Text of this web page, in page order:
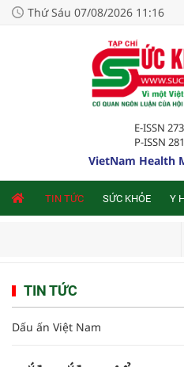
Thứ Sáu 07/08/2026 11:16
E-ISSN
P-ISSN
VietNam Health
TIN TỨC SỨC KHỎE Y
TIN TỨC
Dấu ấn Việt Nam